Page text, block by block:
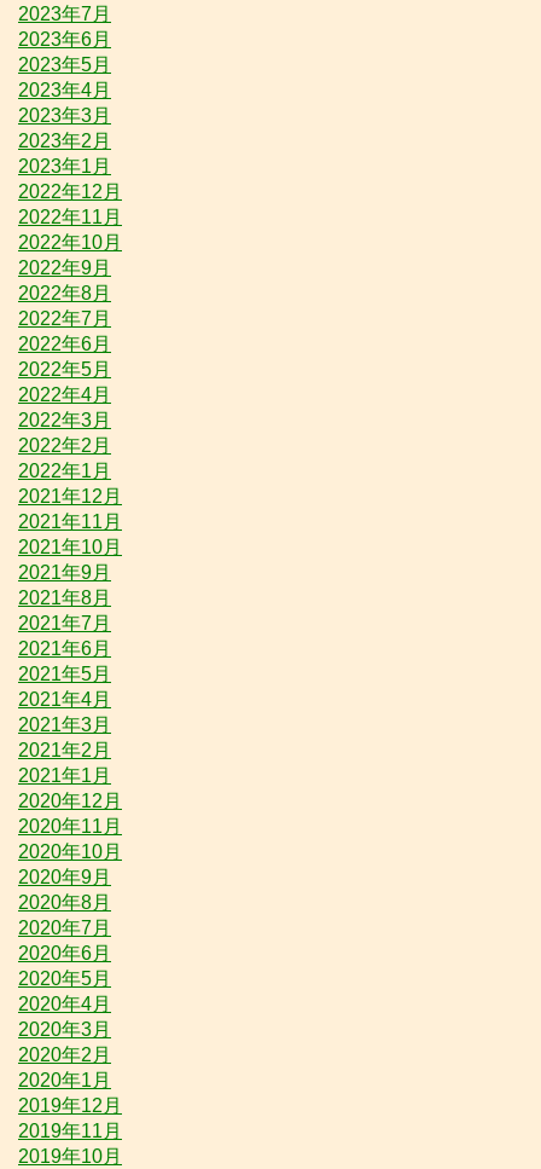
2023年7月
2023年6月
2023年5月
2023年4月
2023年3月
2023年2月
2023年1月
2022年12月
2022年11月
2022年10月
2022年9月
2022年8月
2022年7月
2022年6月
2022年5月
2022年4月
2022年3月
2022年2月
2022年1月
2021年12月
2021年11月
2021年10月
2021年9月
2021年8月
2021年7月
2021年6月
2021年5月
2021年4月
2021年3月
2021年2月
2021年1月
2020年12月
2020年11月
2020年10月
2020年9月
2020年8月
2020年7月
2020年6月
2020年5月
2020年4月
2020年3月
2020年2月
2020年1月
2019年12月
2019年11月
2019年10月